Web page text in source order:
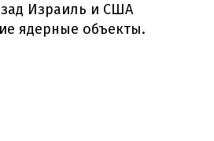
Израиль и США
ядерные объекты.